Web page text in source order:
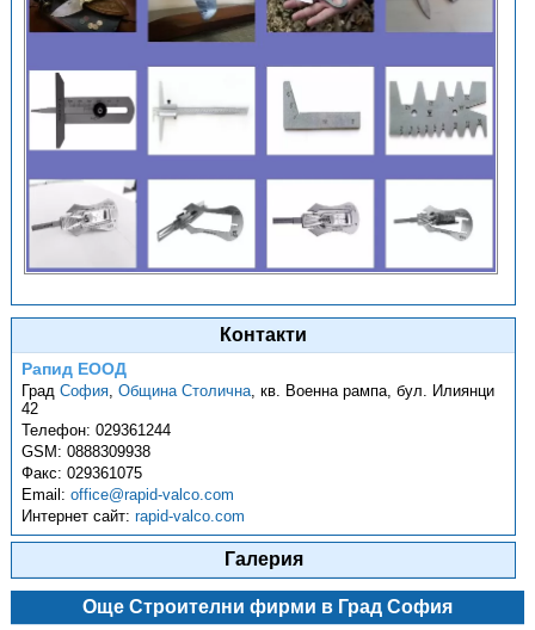
Контакти
Рапид ЕООД
ГрадСофия,Община Столична,кв. Военна рампа, бул. Илиянци
42
Телефон:029361244
GSM:0888309938
Факс:029361075
Email:office@rapid-valco.com
Интернет сайт:rapid-valco.com
Галерия
Още Строителни фирми в Град София